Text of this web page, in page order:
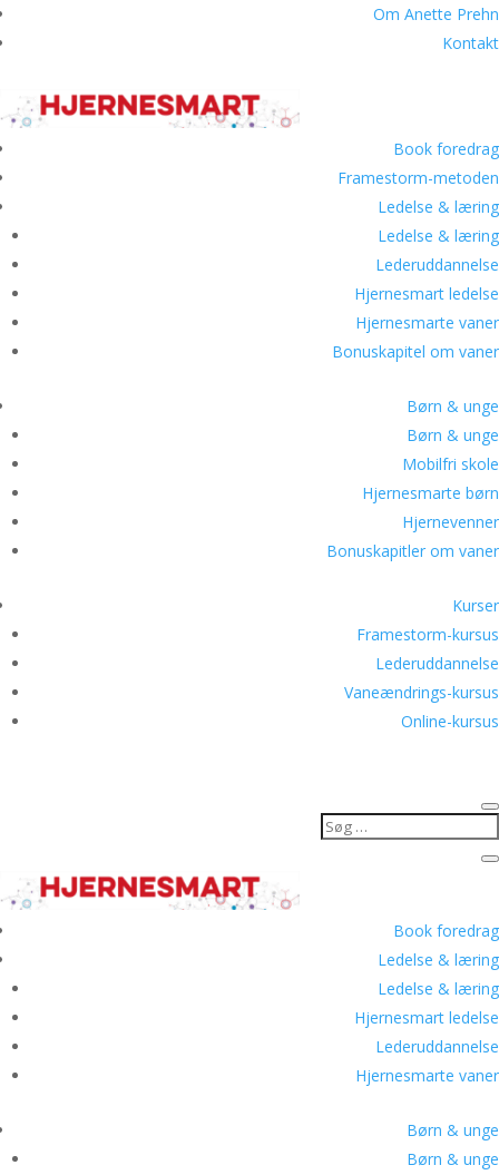
Om Anette Prehn
Kontakt
Book foredrag
Framestorm-metoden
Ledelse & læring
Ledelse & læring
Lederuddannelse
Hjernesmart ledelse
Hjernesmarte vaner
Bonuskapitel om vaner
Børn & unge
Børn & unge
Mobilfri skole
Hjernesmarte børn
Hjernevenner
Bonuskapitler om vaner
Kurser
Framestorm-kursus
Lederuddannelse
Vaneændrings-kursus
Online-kursus
Book foredrag
Ledelse & læring
Ledelse & læring
Hjernesmart ledelse
Lederuddannelse
Hjernesmarte vaner
Børn & unge
Børn & unge